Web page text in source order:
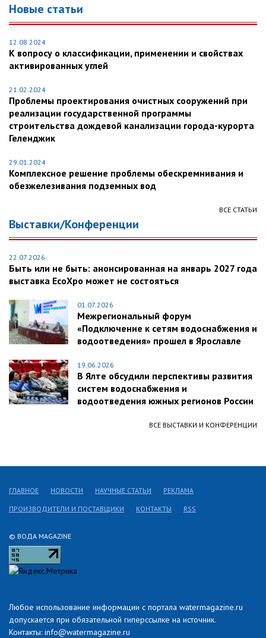
Новые статьи
12.08.2024
К вопросу о классификации, применении и свойствах
активированных углей
21.02.2024
Проблемы проектирования очистных сооружений при
реализации государственной программы
строительства дождевой канализации города-курорта
Геленджик
29.01.2024
Комплексное решение проблемы обескремнивания и
обезжелезивания подземных вод
ВСЕ СТАТЬИ
Выставки/Конференции
22.07.2026
Быть или не быть: анонсированная на январь 2027 года
выставка EcoXpo может не состояться
01.07.2026
Межрегиональный форум
«Подключение к сетям водоснабжения и
водоотведения» прошел в Ярославле
19.06.2026
В Ялте обсудили перспективы развития
систем водоснабжения и
водоотведения южных регионов России
ВСЕ ВЫСТАВКИ И КОНФЕРЕНЦИИ
© ВОДА MAGAZINE
Любое использование информации с портала watermagazine.ru
допускается при обязательной гиперссылке на источник.
Контакты: info@watermagazine.ru
ГЛАВНОЕ НОВОСТИ НАУЧНЫЕ СТАТЬИ РЕКЛАМА
ПРОИЗВОДИТЕЛИ И ПОСТАВЩИКИ КОНТАКТЫ RSS